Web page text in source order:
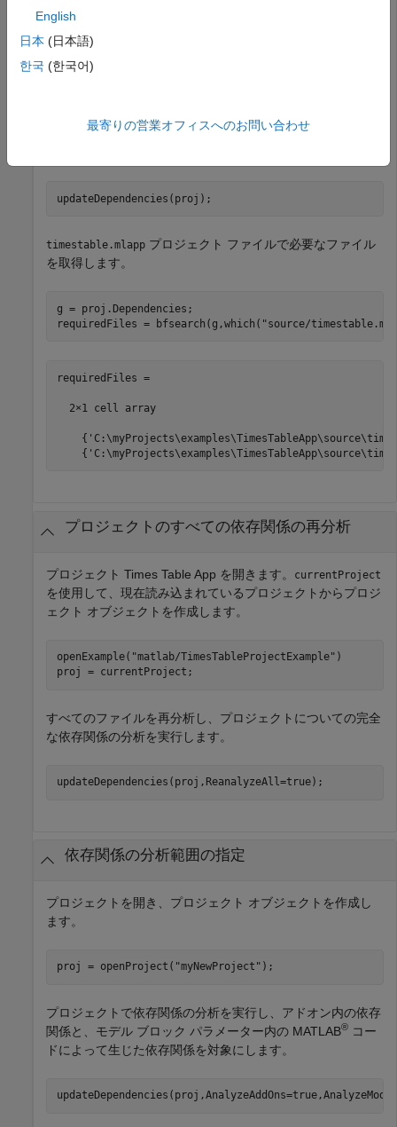
openExample(
proj = currentProject;
を実行します。すべてのファイルを再分析して完全な依存関
係の分析を実行する場合の詳細については、プロジェクトの
updateDependencies(proj);
timestable.mlapp プロジェクト ファイルで必要なファイル
を取得します。
g = proj.Dependencies;
requiredFiles = bfsearch(g,which( "source/
requiredFiles =
  2×1 cell array
プロジェクトのすべての依存関係の再分析
プロジェクト Times Table App を開きます。 currentProject
を使用して、現在読み込まれているプロジェクトからプロジ
ェクト オブジェクトを作成します。
openExample( "matlab/TimesTableProjectExample" )
proj = currentProject;
すべてのファイルを再分析し、プロジェクトについての完全
な依存関係の分析を実行します。
updateDependencies(proj,ReanalyzeAll=true);
依存関係の分析範囲の指定
プロジェクトを開き、プロジェクト オブジェクトを作成し
ます。
proj = openProject( "myNewProject" );
プロジェクトで依存関係の分析を実行し、アドオン内の依存
関係と、モデル ブロック パラメーター内の MATLAB® コー
ドによって生じた依存関係を対象にします。
English
日本 (日本語)
한국 (한국어)
最寄りの営業オフィスへのお問い合わせ